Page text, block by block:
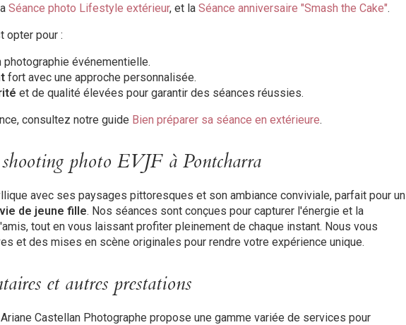
Séance photo Lifestyle extérieur, et la Séance anniversaire "Smash the Cake".
opter pour :
photographie événementielle.
fort avec une approche personnalisée.
et de qualité élevées pour garantir des séances réussies.
consultez notre guide Bien préparer sa séance en extérieure.
photo EVJF à Pontcharra
avec ses paysages pittoresques et son ambiance conviviale, parfait pour un
de jeune fille. Nos séances sont conçues pour capturer l'énergie et la
tout en vous laissant profiter pleinement de chaque instant. Nous vous
et des mises en scène originales pour rendre votre expérience unique.
et autres prestations
Castellan Photographe propose une gamme variée de services pour